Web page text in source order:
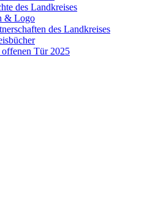
des Landkreises
& Logo
des Landkreises
offenen Tür 2025